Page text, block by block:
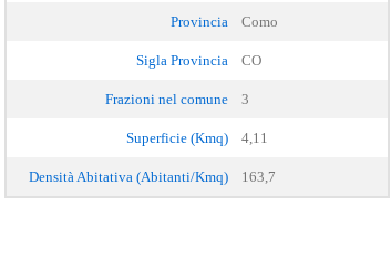
Provincia Como
Sigla Provincia CO
Frazioni nel comune 3
Superficie (Kmq) 4,11
Densità Abitativa (Abitanti/Kmq) 163,7